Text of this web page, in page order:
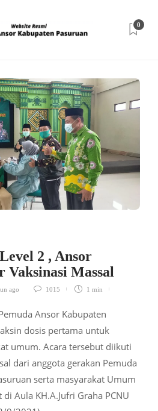
0
2 , Ansor
Vaksinasi Massal
ago 1015
1 min
Ansor Kabupaten
dosis pertama untuk
umum. Acara tersebut diikuti
dari anggota gerakan Pemuda
serta masyarakat Umum
Aula KH.A.Jufri Graha PCNU